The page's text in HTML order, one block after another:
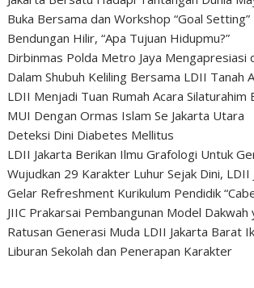
Buka Bersama dan Workshop “Goal Setting”
Bendungan Hilir, “Apa Tujuan Hidupmu?”
Dirbinmas Polda Metro Jaya Mengapresiasi
Dalam Shubuh Keliling Bersama LDII Tanah
LDII Menjadi Tuan Rumah Acara Silaturahim
MUI Dengan Ormas Islam Se Jakarta Utara
Deteksi Dini Diabetes Mellitus
LDII Jakarta Berikan Ilmu Grafologi Untuk
Wujudkan 29 Karakter Luhur Sejak Dini, LDII
Gelar Refreshment Kurikulum Pendidik
JIIC Prakarsai Pembangunan Model
Ratusan Generasi Muda LDII Jakarta Barat
Liburan Sekolah dan Penerapan Karakter